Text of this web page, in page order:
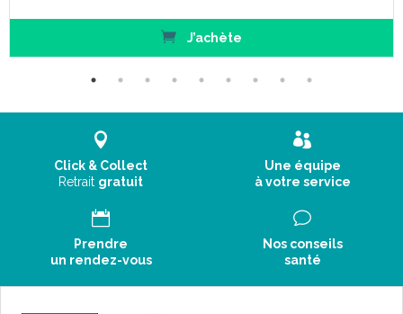
J’achète
Click & Collect
Retrait gratuit
Une équipe
à votre service
Prendre
un rendez-vous
Nos conseils
santé